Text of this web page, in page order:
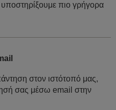
πιο γρήγορα
στον ιστότοπό μας,
σας μέσω email στην